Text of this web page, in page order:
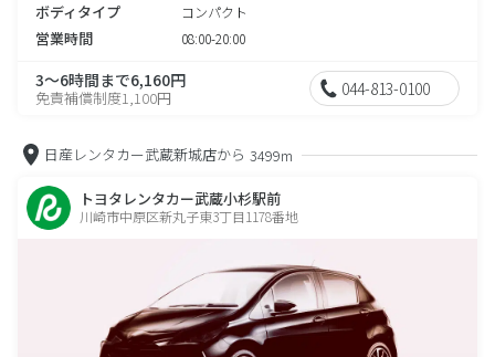
ボディタイプ コンパクト
営業時間 08:00-20:00
3～6時間まで6,160円
免責補償制度1,100円 044-813-0100
日産レンタカー武蔵新城店から 3499m
トヨタレンタカー武蔵小杉駅前
川崎市中原区新丸子東3丁目1178番地